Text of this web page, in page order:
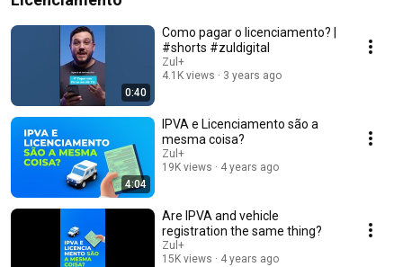
0:40
Como pagar o licenciamento? |
#shorts #zuldigital
Zul+
4.1K views
3 years ago
4:04
IPVA e Licenciamento são a
mesma coisa?
Zul+
19K views
4 years ago
Are IPVA and vehicle
registration the same thing?
Zul+
15K views
4 years ago